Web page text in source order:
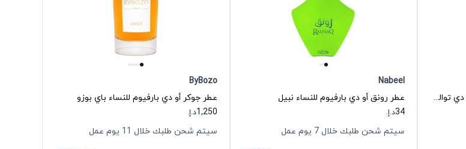
عطر أو دي ايسبرج سنسوال مسك أو دي تواليت للنساء ايسبرج
Nabeel
عطر رونق أو دي بارفيوم للنساء نبيل
34د.إ.
سيتم شحن طلبك خلال 7 يوم عمل
ByBozo
عطر جوكر أو دي بارفيوم للنساء باي بوزو
1,250د.إ.
سيتم شحن طلبك خلال 11 يوم عمل